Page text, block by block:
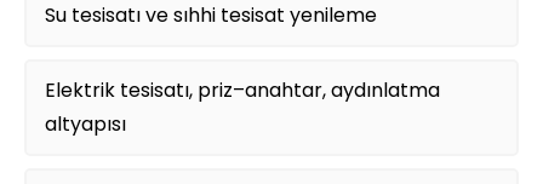
Su tesisatı ve sıhhi tesisat yenileme
Elektrik tesisatı, priz–anahtar, aydınlatma
altyapısı